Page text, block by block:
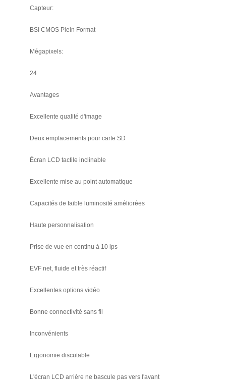
Capteur:
BSI CMOS Plein Format
Mégapixels:
24
Avantages
Excellente qualité d'image
Deux emplacements pour carte SD
Écran LCD tactile inclinable
Excellente mise au point automatique
Capacités de faible luminosité améliorées
Haute personnalisation
Prise de vue en continu à 10 ips
EVF net, fluide et très réactif
Excellentes options vidéo
Bonne connectivité sans fil
Inconvénients
Ergonomie discutable
L'écran LCD arrière ne bascule pas vers l'avant